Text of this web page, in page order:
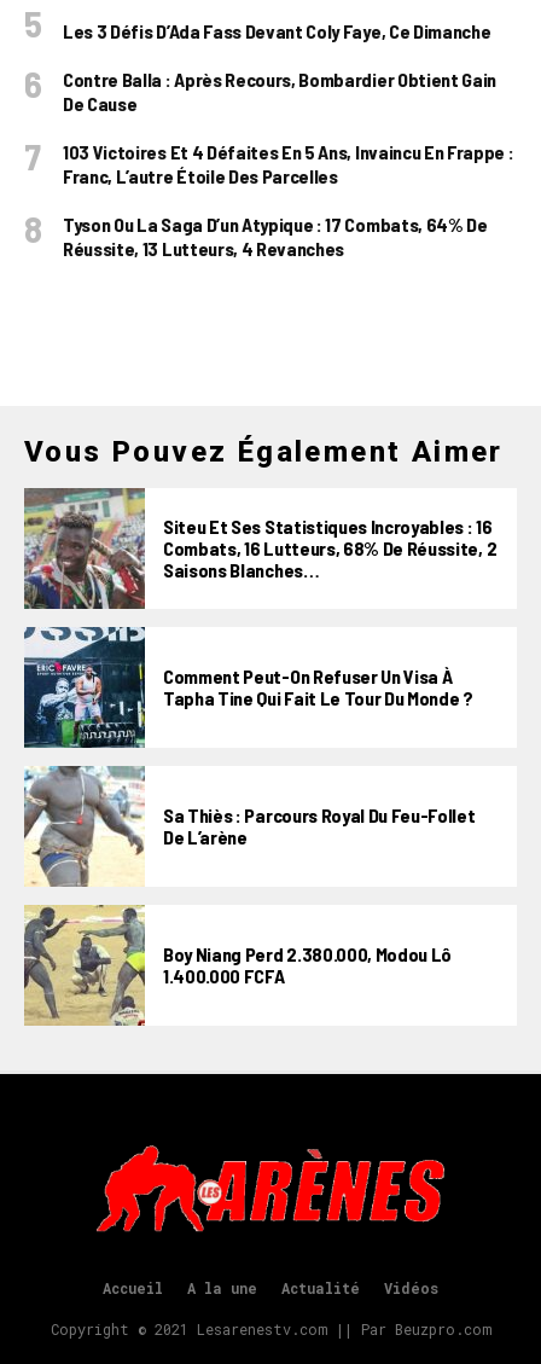
Les 3 Défis D’Ada Fass Devant Coly Faye, Ce Dimanche
Contre Balla : Après Recours, Bombardier Obtient Gain
De Cause
103 Victoires Et 4 Défaites En 5 Ans, Invaincu En Frappe :
Franc, L’autre Étoile Des Parcelles
Tyson Ou La Saga D’un Atypique : 17 Combats, 64% De
Réussite, 13 Lutteurs, 4 Revanches
Vous Pouvez Également Aimer
Siteu Et Ses Statistiques Incroyables : 16
Combats, 16 Lutteurs, 68% De Réussite, 2
Saisons Blanches…
Comment Peut-On Refuser Un Visa À
Tapha Tine Qui Fait Le Tour Du Monde ?
Sa Thiès : Parcours Royal Du Feu-Follet
De L’arène
Boy Niang Perd 2.380.000, Modou Lô
1.400.000 FCFA
Accueil A la une Actualité Vidéos
Copyright © 2021 Lesarenestv.com || Par Beuzpro.com